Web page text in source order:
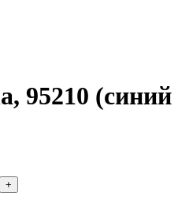
95210 (синий
+